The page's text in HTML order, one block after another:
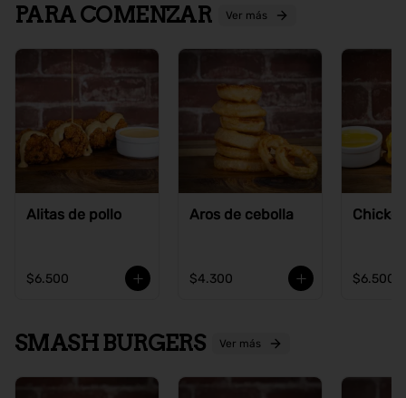
PARA COMENZAR Ver más
Alitas de pollo
$6.500
Aros de cebolla
$4.300 $6.500
SMASH BURGERS Ver más